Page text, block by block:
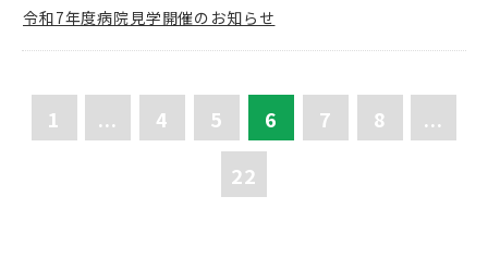
令和7年度病院見学開催のお知らせ
1 ... 4 5 6 7 8
...
22